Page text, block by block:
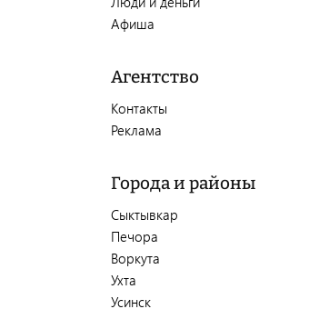
Афиша
Агентство
Контакты
Реклама
Города и районы
Сыктывкар
Печора
Воркута
Ухта
Усинск